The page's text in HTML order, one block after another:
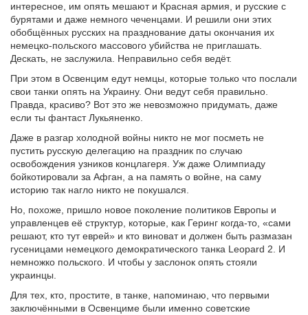
интересное, им опять мешают и Красная армия, и русские с
бурятами и даже немного чеченцами. И решили они этих
обобщённых русских на празднование даты окончания их
немецко-польского массового убийства не приглашать.
Дескать, не заслужила. Неправильно себя ведёт.
При этом в Освенцим едут немцы, которые только что послали
свои танки опять на Украину. Они ведут себя правильно.
Правда, красиво? Вот это же невозможно придумать, даже
если ты фантаст Лукьяненко.
Даже в разгар холодной войны никто не мог посметь не
пустить русскую делегацию на праздник по случаю
освобождения узников концлагеря. Уж даже Олимпиаду
бойкотировали за Афган, а на память о войне, на саму
историю так нагло никто не покушался.
Но, похоже, пришло новое поколение политиков Европы и
управленцев её структур, которые, как Геринг когда-то, «сами
решают, кто тут еврей» и кто виноват и должен быть размазан
гусеницами немецкого демократического танка Leopard 2. И
немножко польского. И чтобы у заслонок опять стояли
украинцы.
Для тех, кто, простите, в танке, напоминаю, что первыми
заключёнными в Освенциме были именно советские